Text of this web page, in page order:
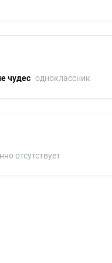
чудес одноклассник
отсутствует